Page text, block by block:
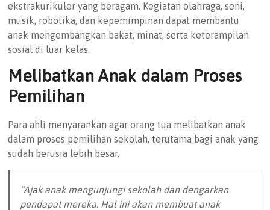
ekstrakurikuler yang beragam. Kegiatan olahraga, seni,
musik, robotika, dan kepemimpinan dapat membantu
anak mengembangkan bakat, minat, serta keterampilan
sosial di luar kelas.
Melibatkan Anak dalam Proses
Pemilihan
Para ahli menyarankan agar orang tua melibatkan anak
dalam proses pemilihan sekolah, terutama bagi anak yang
sudah berusia lebih besar.
“Ajak anak mengunjungi sekolah dan dengarkan
pendapat mereka. Hal ini akan membuat anak